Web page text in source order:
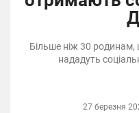
Більше ніж 30
нададуть
27 березня